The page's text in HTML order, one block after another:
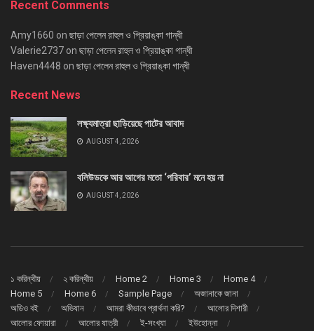
Recent Comments
Amy1660 on ছাড়া পেলেন রাহুল ও প্রিয়াঙ্কা গান্ধী
Valerie2737 on ছাড়া পেলেন রাহুল ও প্রিয়াঙ্কা গান্ধী
Haven4448 on ছাড়া পেলেন রাহুল ও প্রিয়াঙ্কা গান্ধী
Recent News
লক্ষ্যমাত্রা ছাড়িয়েছে পাটের আবাদ
AUGUST 4, 2026
বলিউডকে আর আগের মতো ‘পরিবার’ মনে হয় না
AUGUST 4, 2026
১ করিন্থীয় ২ করিন্থীয় Home 2 Home 3
Home 4
Home 5
Home 6 Sample Page
অজানাকে জানা
অডিও বই
অভিযান আমরা কীভাবে প্রার্থনা করি?
আলোর দিশারী
আলোর ফোয়ারা
আলোর যাত্রী ই-সংখ্যা ইউহোন্না